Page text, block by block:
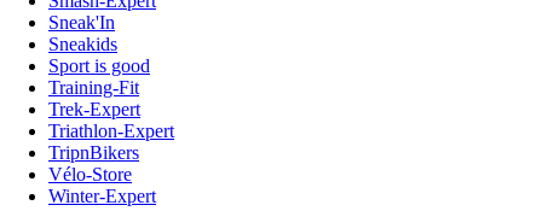
Sneak'In
Sneakids
Sport is good
Training-Fit
Trek-Expert
Triathlon-Expert
TripnBikers
Vélo-Store
Winter-Expert